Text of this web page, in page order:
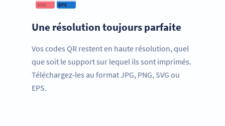
Une résolution toujours parfaite
Vos codes QR restent en haute résolution, quel
que soit le support sur lequel ils sont imprimés.
Téléchargez-les au format JPG, PNG, SVG ou
EPS.